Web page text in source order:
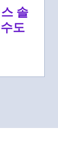
솔
도